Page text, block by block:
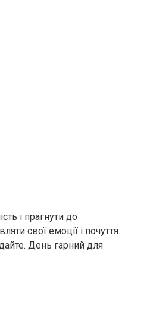
і прагнути до
свої емоції і почуття.
День гарний для